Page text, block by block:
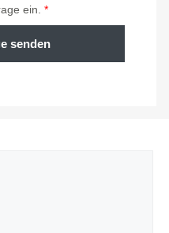
ein. *
senden